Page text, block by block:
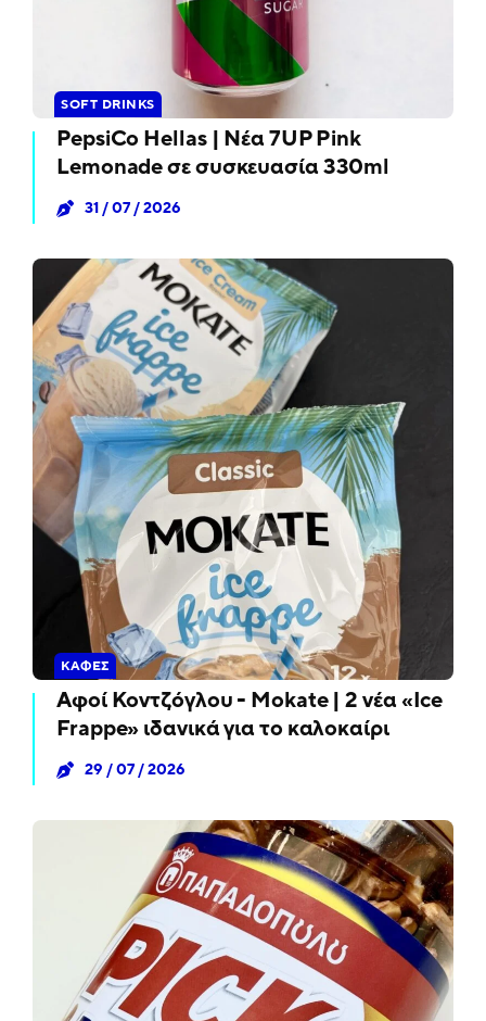
SOFT DRINKS
PepsiCo Hellas | Νέα 7UP Pink
Lemonade σε συσκευασία 330ml
31 / 07 / 2026
ΚΑΦΈΣ
Αφοί Κοντζόγλου - Mokate | 2 νέα «Ice
Frappe» ιδανικά για το καλοκαίρι
29 / 07 / 2026